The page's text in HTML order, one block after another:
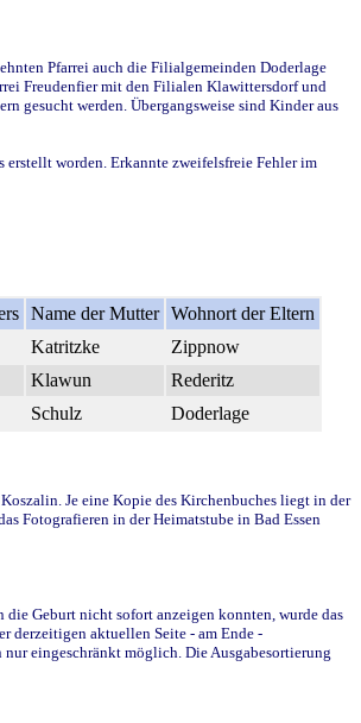
Pfarrei auch die Filialgemeinden Doderlage
Freudenfier mit den Filialen Klawittersdorf und
gesucht werden. Übergangsweise sind Kinder aus
worden. Erkannte zweifelsfreie Fehler im
Name der Mutter Wohnort der Eltern
Katritzke
Zippnow
Klawun
Rederitz
Schulz Doderlage
Je eine Kopie des Kirchenbuches liegt in der
Fotografieren in der Heimatstube in Bad Essen
Geburt nicht sofort anzeigen konnten, wurde das
derzeitigen aktuellen Seite - am Ende -
eingeschränkt möglich. Die Ausgabesortierung